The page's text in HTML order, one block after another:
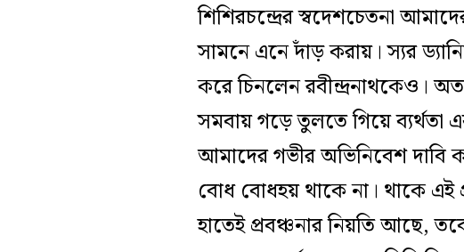
শিশিরচন্দ্রের স্বদেশচেতনা
সামনে এনে দাঁড় করায়। স্যর
করে চিনলেন রবীন্দ্রনাথকেও।
সমবায় গড়ে তুলতে গিয়ে ব্যর্থতা
আমাদের গভীর অভিনিবেশ দাবি
বোধ বোধহয় থাকে না। থাকে এই
হাতেই প্রবঞ্চনার নিয়তি